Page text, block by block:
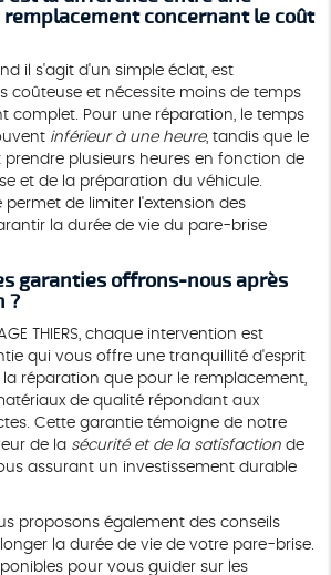
concernant le coût
il s'agit d'un simple éclat, est
coûteuse et nécessite moins de temps
complet. Pour une réparation, le temps
inférieur à une heure, tandis que le
plusieurs heures en fonction de
et de la préparation du véhicule.
permet de limiter l'extension des
la durée de vie du pare-brise
garanties offrons-nous après
?
THIERS, chaque intervention est
qui vous offre une tranquillité d'esprit
réparation que pour le remplacement,
de qualité répondant aux
Cette garantie témoigne de notre
de la sécurité et de la satisfaction de
assurant un investissement durable
proposons également des conseils
la durée de vie de votre pare-brise.
pour vous guider sur les